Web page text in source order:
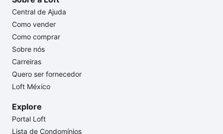
Central de Ajuda
Como vender
Como comprar
Sobre nós
Carreiras
Quero ser fornecedor
Loft México
Explore
Portal Loft
Lista de Condomínios